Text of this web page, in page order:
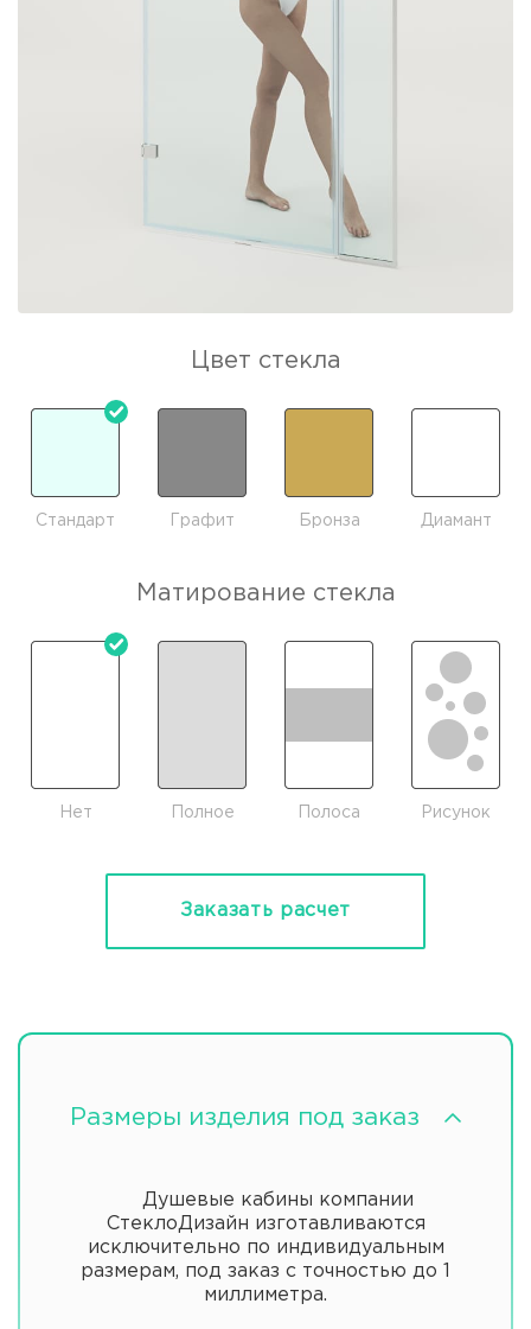
Цвет стекла
Стандарт Графит Бронза Диамант
Матирование стекла
Нет Полное Полоса Рисунок
Заказать расчет
Размеры изделия под заказ
Душевые кабины компании
СтеклоДизайн изготавливаются
исключительно по индивидуальным
размерам, под заказ с точностью до 1
миллиметра.